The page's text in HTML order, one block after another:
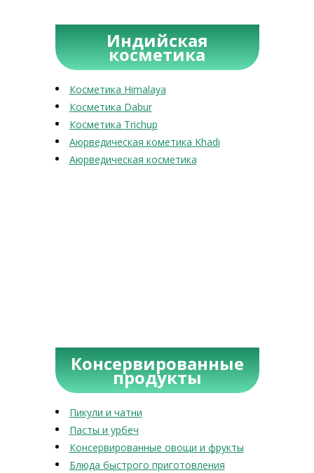
Индийская
косметика
Косметика Himalaya
Косметика Dabur
Косметика Trichup
Аюрведическая кометика Khadi
Аюрведическая косметика
Консервированные
продукты
Пикули и чатни
Пасты и урбеч
Консервированные овощи и фрукты
Блюда быстрого приготовления